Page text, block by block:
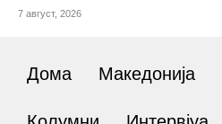
7 август, 2026
Дома Македонија